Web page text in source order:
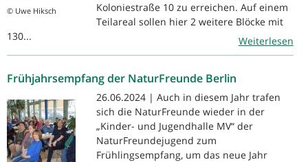
© Uwe Hiksch
Koloniestraße 10 zu erreichen. Auf einem
Teilareal sollen hier 2 weitere Blöcke mit
130...
Weiterlesen
Frühjahrsempfang der NaturFreunde Berlin
26.06.2024 | Auch in diesem Jahr trafen
sich die NaturFreunde wieder in der
„Kinder- und Jugendhalle MV“ der
NaturFreundejugend zum
Frühlingsempfang, um das neue Jahr